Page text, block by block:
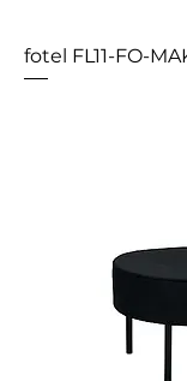
fotel FL11-FO-